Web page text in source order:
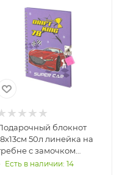
блокнот
50л линейка на
с замочком
Гонки сиреневый
Есть в наличии: 14